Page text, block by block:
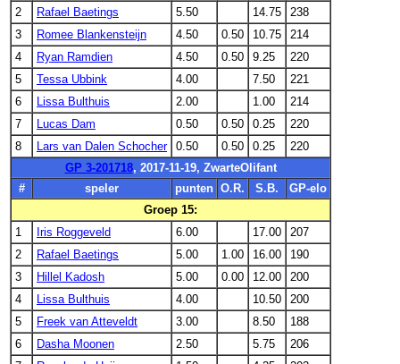
2
Rafael Baetings 5.50 14.75
238
3
Romee Blankensteijn 4.50 0.50 10.75
214
4
Ryan Ramdien 4.50 0.50 9.25
220
5
Tessa Ubbink 4.00 7.50
221
6
Lissa Bulthuis 2.00 1.00
214
7
Lucas Dam 0.50 0.50 0.25
220
8
Lars van Dalen Schocher 0.50 0.50 0.25
220
GP 3-201718, 2017-11-19, ZwarteOlifant
#
speler punten O.R. S.B.
GP-elo
Groep 15:
1
Iris Roggeveld 6.00 17.00
207
2
Rafael Baetings 5.00 1.00 16.00
190
3
Hillel Kadosh 5.00 0.00 12.00
200
4
Lissa Bulthuis 4.00 10.50
200
5
Freek van Atteveldt 3.00 8.50
188
6
Dasha Moonen 2.50 5.75
206